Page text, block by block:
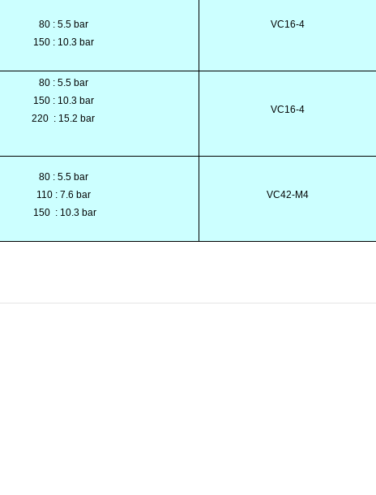
80 : 5.5 bar
150 : 10.3 bar
VC16-4
80 : 5.5 bar
150 : 10.3 bar
220 : 15.2 bar
VC16-4
80 : 5.5 bar
110 : 7.6 bar
150 : 10.3 bar
VC42-M4